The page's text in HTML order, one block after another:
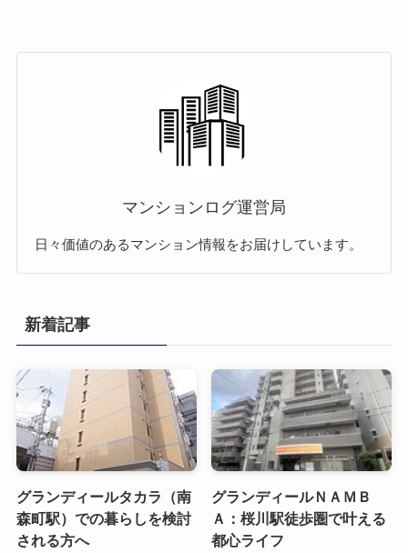
マンションログ運営局
日々価値のあるマンション情報をお届けしています。
新着記事
グランディールタカラ（南
森町駅）での暮らしを検討
される方へ
グランディールＮＡＭＢ
Ａ：桜川駅徒歩圏で叶える
都心ライフ